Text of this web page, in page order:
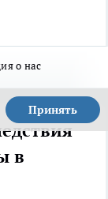
о нас
Принять
в